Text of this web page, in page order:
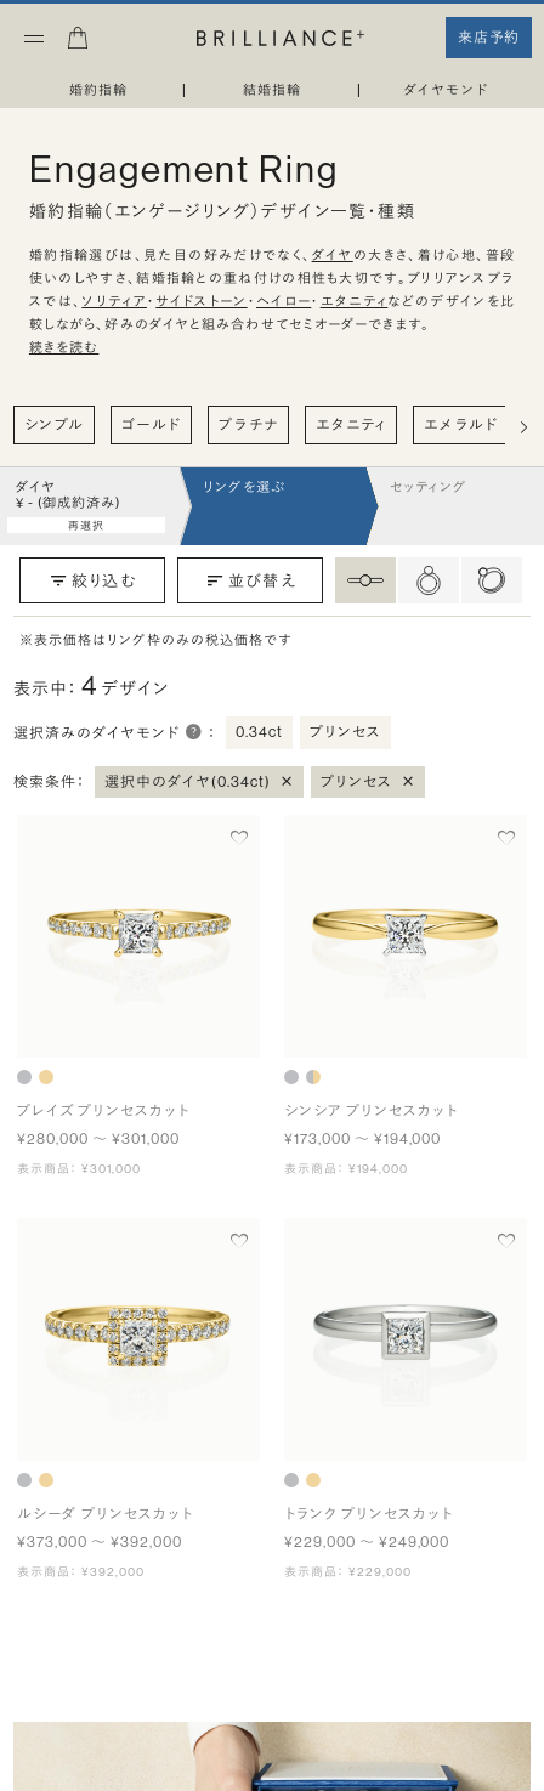
来店予約
婚約指輪 | 結婚指輪 | ダイヤモンド
Engagement Ring
婚約指輪（エンゲージリング）デザイン一覧・種類
婚約指輪選びは、見た目の好みだけでなく、 ダイヤ の大きさ、着け心地、普段
使いのしやすさ、結婚指輪との重ね付けの相性も大切です。ブリリアンスプラ
スでは、 ソリティア ・ サイドストーン ・ ヘイロー・ エタニティ などのデザインを比
較しながら、好みのダイヤと組み合わせてセミオーダーできます。
続きを読む
シンプル ゴールド プラチナ エタニティ エメラルド
ダイヤ
¥ - (御成約済み)
再選択
リングを選ぶ セッティング
絞り込む 並び替え
※表示価格はリング枠のみの税込価格です
表示中：4 デザイン
選択済みのダイヤモンド ： 0.34ct プリンセス
検索条件： 選択中のダイヤ(0.34ct) × プリンセス ×
プレイズ プリンセスカット
¥280,000 〜 ¥301,000
表示商品： ¥301,000
シンシア プリンセスカット
¥173,000 〜 ¥194,000
表示商品： ¥194,000
ルシーダ プリンセスカット
¥373,000 〜 ¥392,000
表示商品： ¥392,000
トランク プリンセスカット
¥229,000 〜 ¥249,000
表示商品： ¥229,000